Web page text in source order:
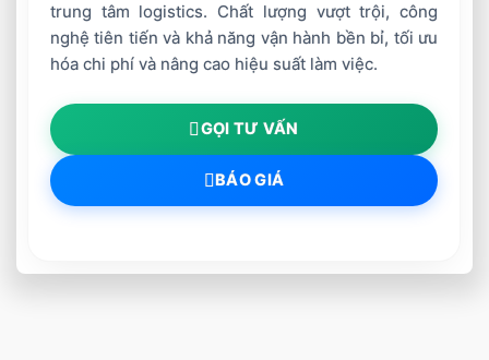
trung tâm logistics. Chất lượng vượt trội, công
nghệ tiên tiến và khả năng vận hành bền bỉ, tối ưu
hóa chi phí và nâng cao hiệu suất làm việc.
GỌI TƯ VẤN
BÁO GIÁ